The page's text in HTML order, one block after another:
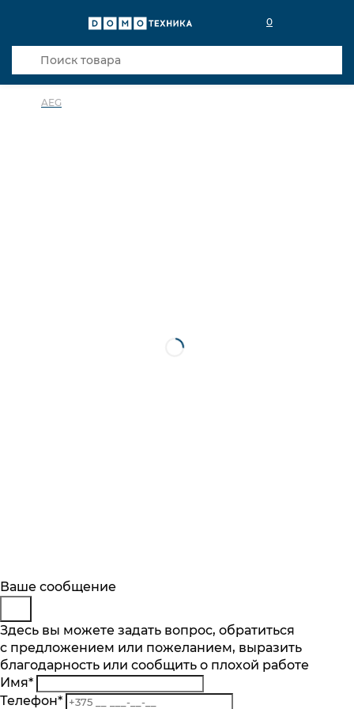
0
AEG
Описание
Отзывы
Основные характеристики
Максимальная загрузка белья, кг
6
Будьте в курсе
Подпишитесь на последние обновления
и узнавайте о новинках и специальных
предложениях первыми
Подписаться
Заказ обратного звонка
Представьтесь
Телефон*
Комментарий
Ваше сообщение
Здесь вы можете задать вопрос, обратиться
с предложением или пожеланием, выразить
благодарность или сообщить о плохой работе
Имя*
Телефон*